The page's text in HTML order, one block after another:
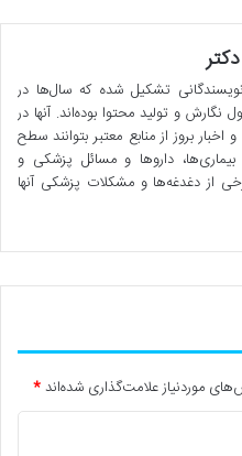
تشکیل شده که سال‌ها در
و تولید محتوا بوده‌اند. آنها در
بروز از منابع معتبر بتوانند سطح
بیماری‌ها، داروها و مسائل پزشکی و
از دغدغه‌ها و مشکلات پزشکی آنها
موردنیاز علامت‌گذاری شده‌اند*